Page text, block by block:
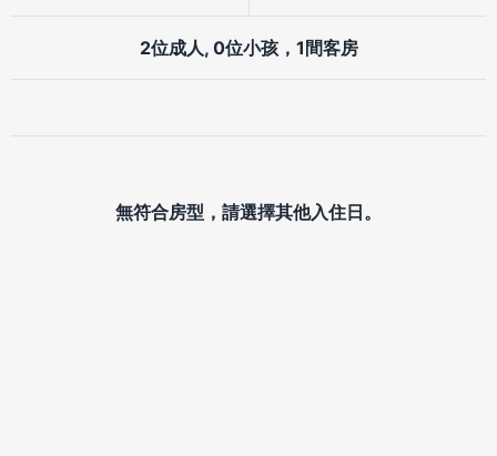
2位成人, 0位小孩，1間客房
無符合房型，請選擇其他入住日。